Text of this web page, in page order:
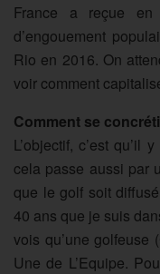
France a reçue
d’engouement
Rio en 2016. On
voir comment
Comment se
L’objectif, c’est
cela passe aussi par
que le golf soit
40 ans que je suis
vois qu’une golfeuse
Une de L’Equipe.